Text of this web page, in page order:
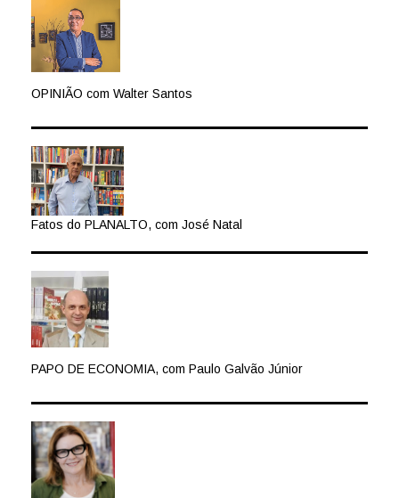
OPINIÃO com Walter Santos
Fatos do PLANALTO, com José Natal
PAPO DE ECONOMIA, com Paulo Galvão Júnior